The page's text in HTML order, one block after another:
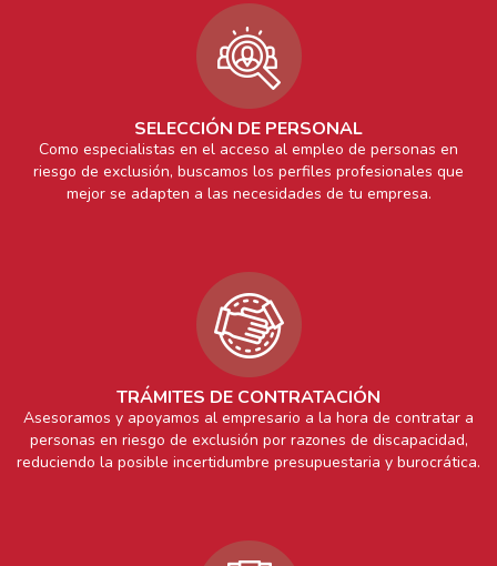
SELECCIÓN DE PERSONAL
Como especialistas en el acceso al empleo de personas en
riesgo de exclusión, buscamos los perfiles profesionales que
mejor se adapten a las necesidades de tu empresa.
TRÁMITES DE CONTRATACIÓN
Asesoramos y apoyamos al empresario a la hora de contratar a
personas en riesgo de exclusión por razones de discapacidad,
reduciendo la posible incertidumbre presupuestaria y burocrática.